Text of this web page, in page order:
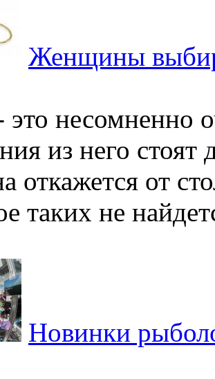
Женщины
это несомненно
из него стоят
откажется от
таких не
Новинки